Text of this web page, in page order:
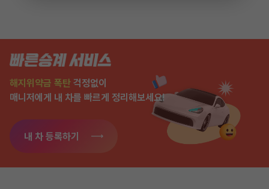
해지위약금 폭탄 걱정없이
매니저에게 내 차를 빠르게 정리해보세요!
내 차 등록하기